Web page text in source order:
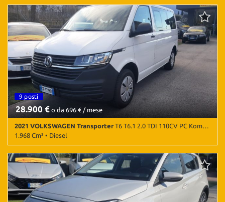
75.000 Km • Cambio Manuale (6) • Argento metallizzato • 5 Porte •
Airbag • Airbag laterali • Airbag Passeggero • Airbag testa •
Android Auto • Apple CarPlay • Autoradio • Autoradio digitale •
Bluetooth • Bracciolo • Chiusura centralizzata • Climatizzatore •
Immobilizzatore elettronico • Servosterzo
9 posti
28.900 € o da 696 € / mese
2021 VOLKSWAGEN TransporterT6 T6.1 2.0 TDI 110CV PC Kombi Business - 9 Posti
1.968 Cm³ • Diesel
114.300 Km • Cambio Manuale (5) • Bianco Candy pastello • 4 Porte
• ABS • Airbag • Alzacristalli elettrici • Android Auto • Apple
CarPlay • Autoradio • Autoradio digitale • Bluetooth •
Boardcomputer • Bracciolo • Cerchioni in acciaio • Chiusura
centralizzata • Controllo trazione • Cruise Control • ESP • Isofix •
Kit fumatori • MP3 • Pneumatici quattro stagioni • Ruota di riserva